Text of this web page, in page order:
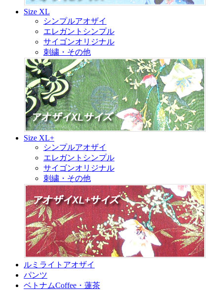
Size XL
シンプルアオザイ
エレガントシンプル
サイゴンオリジナル
刺繍・その他
Size XL+
シンプルアオザイ
エレガントシンプル
サイゴンオリジナル
刺繍・その他
ルミライトアオザイ
パンツ
ベトナムCoffee・蓮茶